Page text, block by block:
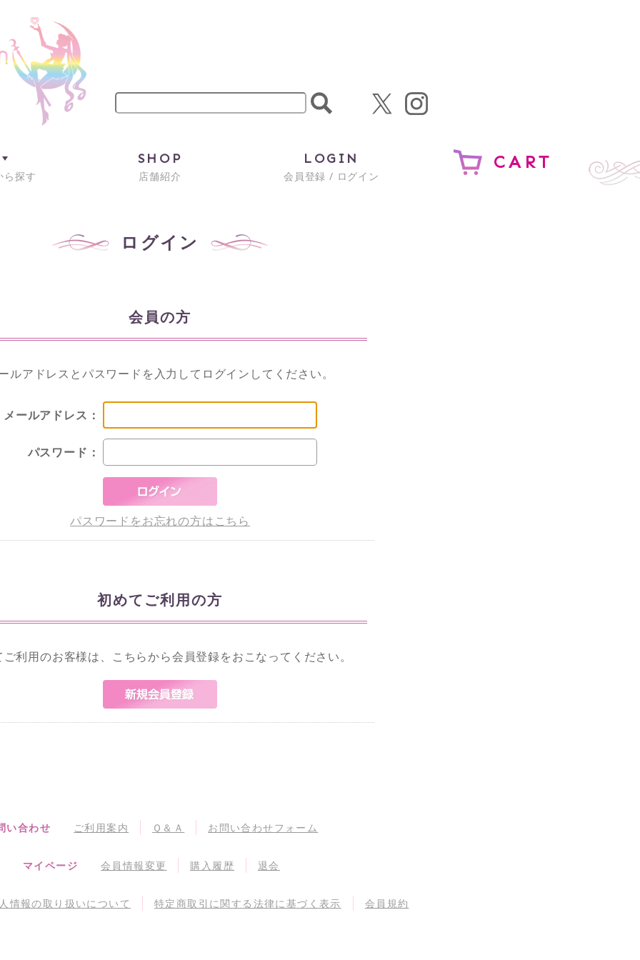
ら探す
SHOP
店舗紹介
LOGIN
会員登録 / ログイン
CART
ログイン
会員の方
ルアドレスとパスワードを入力してログインしてください。
メールアドレス：
パスワード：
パスワードをお忘れの方はこちら
初めてご利用の方
利用のお客様は、こちらから会員登録をおこなってください。
い合わせ ご利用案内 Ｑ＆Ａ お問い合わせフォーム
マイページ 会員情報変更 購入履歴 退会
情報の取り扱いについて 特定商取引に関する法律に基づく表示 会員規約